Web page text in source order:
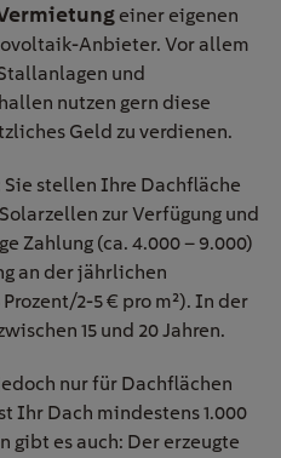
einer eigenen
Anbieter. Vor allem
und
nutzen gern diese
Geld zu verdienen.
stellen Ihre Dachfläche
zur Verfügung und
Zahlung (ca. 4.000 – 9.000)
an der jährlichen
2-5 € pro m²). In der
15 und 20 Jahren.
nur für Dachflächen
Ihr Dach mindestens 1.000
gibt es auch: Der erzeugte